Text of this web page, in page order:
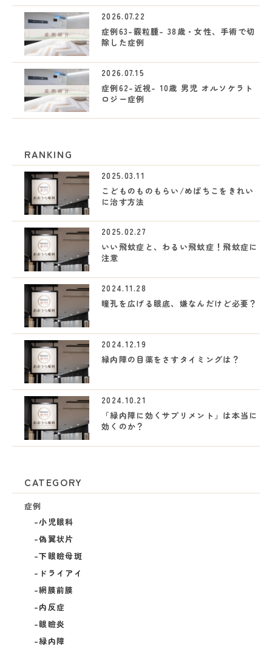
2026.07.22
症例63-霰粒腫- 38歳・女性、手術で切
除した症例
2026.07.15
症例62-近視- 10歳 男児 オルソケラト
ロジー症例
RANKING
2025.03.11
こどものものもらい/めばちこをきれい
に治す方法
2025.02.27
いい飛蚊症と、わるい飛蚊症！飛蚊症に
注意
2024.11.28
瞳孔を広げる眼底、嫌なんだけど必要？
2024.12.19
緑内障の目薬をさすタイミングは？
2024.10.21
「緑内障に効くサプリメント」は本当に
効くのか？
CATEGORY
症例
小児眼科
偽翼状片
下眼瞼母斑
ドライアイ
網膜前膜
内反症
眼瞼炎
緑内障